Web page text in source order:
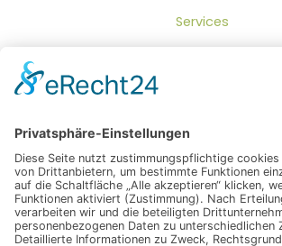
Services
Kontakt
E-Mail:
info@mein-